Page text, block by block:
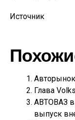
Источник
Глава
АВТОВАЗ в
выпуск